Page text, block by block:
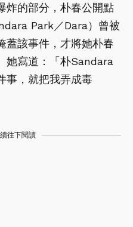
炸的部分，朴春公開點
Park／Dara）曾被
蓋該事件，才將她朴春
她寫道：「朴Sandara
事，就把我弄成毒
往下閱讀